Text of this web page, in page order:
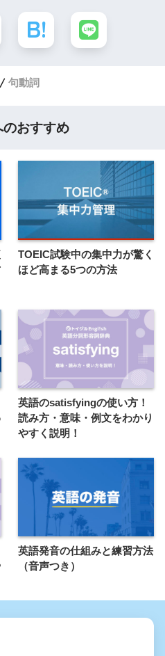
句動詞
のおすすめ
TOEIC試験中の集中力が驚く
ほど高まる5つの方法
英語のsatisfyingの使い方！
読み方・意味・例文をわかり
やすく説明！
英語発音の仕組みと練習方法
（音声つき）